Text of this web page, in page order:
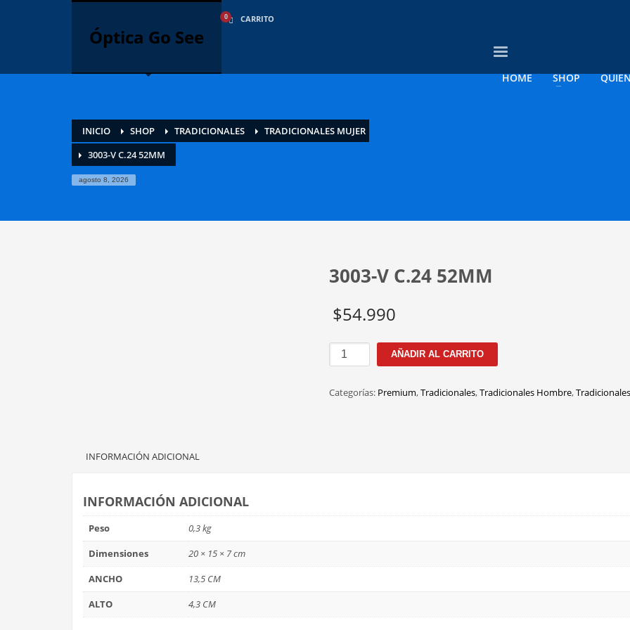
1
Inicie sesión o cree una nueva
Óptica Go See
CARRITO
HOME SHOP
INICIO SHOP TRADICIONALES
TRADICIONALES MUJER
3003-V C.24 52MM
agosto 8, 2026
3003-V C.24 52MM
$54.990
3003-
V
52MM
AÑADIR AL CARRITO
Categorías: Premium,Tradicionales,Tradicionales Hombre,
INFORMACIÓN ADICIONAL
INFORMACIÓN ADICIONAL
Peso
0,3 kg
Dimensiones
20 × 15 × 7 cm
ANCHO
13,5 CM
ALTO
4,3 CM